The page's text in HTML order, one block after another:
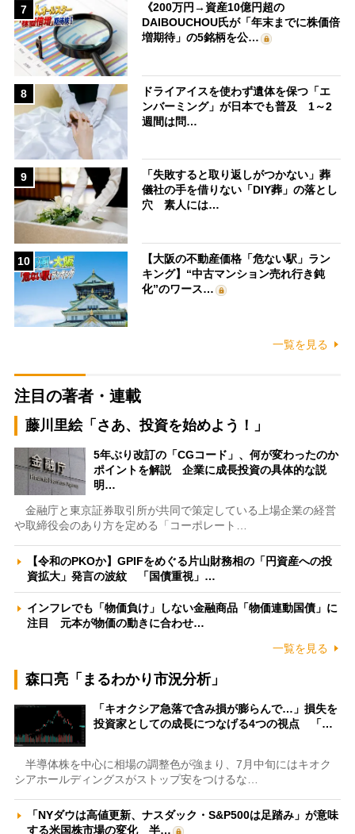
7
《200万円→資産10億円超の
DAIBOUCHOU氏が「年末までに株価倍
増期待」の5銘柄を公…
8
ドライアイスを使わず遺体を保つ「エ
ンバーミング」が日本でも普及 1～2
週間は問…
9
「失敗すると取り返しがつかない」葬
儀社の手を借りない「DIY葬」の落とし
穴 素人には…
10
【大阪の不動産価格「危ない駅」ラン
キング】“中古マンション売れ行き鈍
化”のワース…
一覧を見る
注目の著者・連載
藤川里絵「さあ、投資を始めよう！」
5年ぶり改訂の「CGコード」、何が変わったのか
ポイントを解説 企業に成長投資の具体的な説
明…
金融庁と東京証券取引所が共同で策定している上場企業の経営
や取締役会のあり方を定める「コーポレート…
【令和のPKOか】GPIFをめぐる片山財務相の「円資産への投
資拡大」発言の波紋 「国債重視」…
インフレでも「物価負け」しない金融商品「物価連動国債」に
注目 元本が物価の動きに合わせ…
一覧を見る
森口亮「まるわかり市況分析」
「キオクシア急落で含み損が膨らんで…」損失を
投資家としての成長につなげる4つの視点 「…
半導体株を中心に相場の調整色が強まり、7月中旬にはキオク
シアホールディングスがストップ安をつけるな…
「NYダウは高値更新、ナスダック・S&P500は足踏み」が意味
する米国株市場の変化 半…